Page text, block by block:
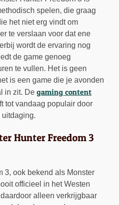
spelen, die graag
het niet erg vindt om
te verslaan voor dat ene
wordt de ervaring nog
de game genoeg
te vullen. Het is geen
is een game die je avonden
in zit. De gaming content
tot vandaag populair door
Hunter Freedom 3
3, ook bekend als Monster
officieel in het Westen
alleen verkrijgbaar